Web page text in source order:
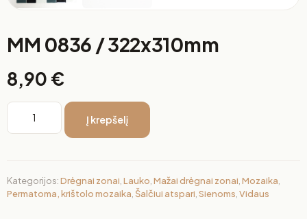
MM 0836 / 322x310mm
8,90 €
Į krepšelį
Kategorijos:Drėgnai zonai Lauko Mažai drėgnai zonai Mozaika
Permatoma, krištolo mozaika Šalčiui atspari Sienoms Vidaus